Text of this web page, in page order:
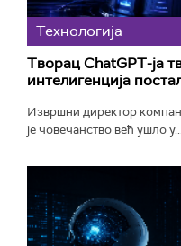
Технологијa
Творац ChatGPT-ја
интелигенција
Извршни директор
је човечанство већ ушло у...